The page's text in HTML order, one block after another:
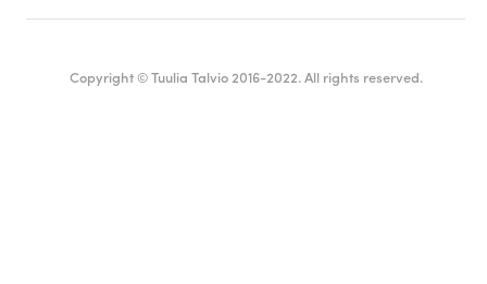
Copyright © Tuulia Talvio 2016-2022. All rights reserved.